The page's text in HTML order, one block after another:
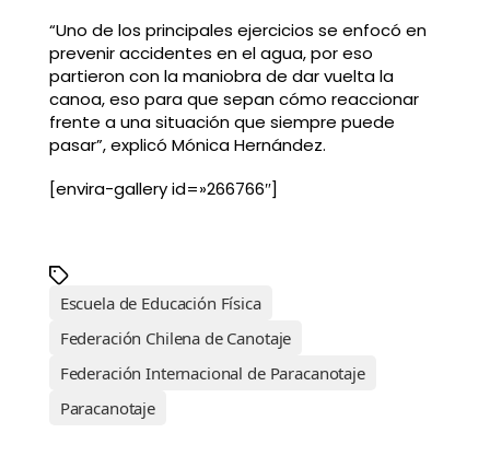
“Uno de los principales ejercicios se enfocó en
prevenir accidentes en el agua, por eso
partieron con la maniobra de dar vuelta la
canoa, eso para que sepan cómo reaccionar
frente a una situación que siempre puede
pasar”, explicó Mónica Hernández.
[envira-gallery id=»266766″]
Escuela de Educación Física
Federación Chilena de Canotaje
Federación Internacional de Paracanotaje
Paracanotaje